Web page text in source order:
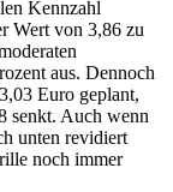
Kennzahl
Wert von 3,86 zu
aus. Dennoch
Euro geplant,
senkt. Auch wenn
unten revidiert
noch immer